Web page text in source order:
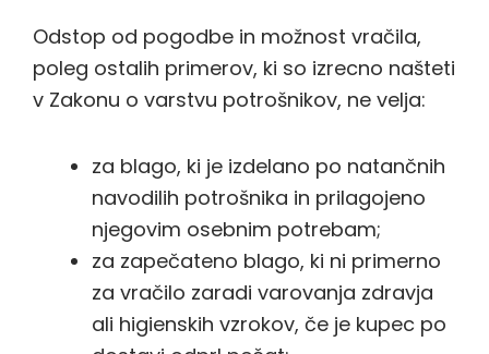
Odstop od pogodbe in možnost vračila,
poleg ostalih primerov, ki so izrecno našteti
v Zakonu o varstvu potrošnikov, ne velja:
za blago, ki je izdelano po natančnih
navodilih potrošnika in prilagojeno
njegovim osebnim potrebam;
za zapečateno blago, ki ni primerno
za vračilo zaradi varovanja zdravja
ali higienskih vzrokov, če je kupec po